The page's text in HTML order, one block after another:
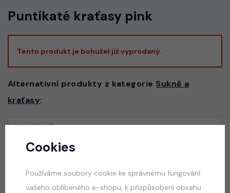
Puntíkaté kraťasy pink
Tento produkt je bohužel již vyprodaný.
Alternativní produkty z kategorie Sukně a
kraťasy:
skladem
Cookies
Používáme soubory cookie ke správnému fungování
vašeho oblíbeného e-shopu, k přizpůsobení obsahu